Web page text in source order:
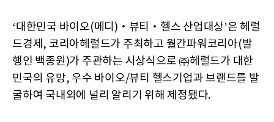
‘대한민국 바이오(메디)‧뷰티‧헬스 산업대상’은 헤럴
드경제, 코리아헤럴드가 주최하고 월간파워코리아(발
행인 백종원)가 주관하는 시상식으로 ㈜헤럴드가 대한
민국의 유망, 우수 바이오/뷰티 헬스기업과 브랜드를 발
굴하여 국내외에 널리 알리기 위해 제정됐다.